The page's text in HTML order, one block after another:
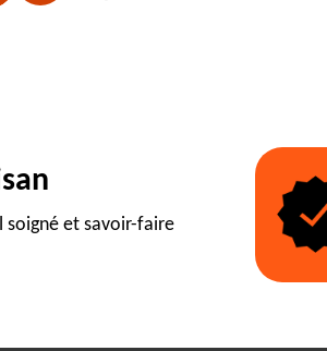
soigné et savoir-faire